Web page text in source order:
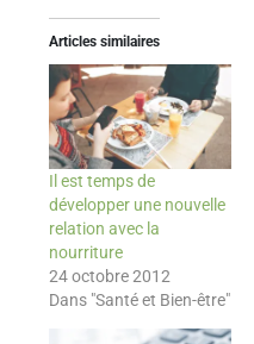
Articles similaires
Il est temps de
développer une nouvelle
relation avec la
nourriture
24 octobre 2012
Dans "Santé et Bien-être"